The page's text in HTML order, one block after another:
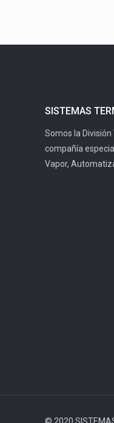
SISTEMAS
Somos la División
compañía
Vapor,
© 2020